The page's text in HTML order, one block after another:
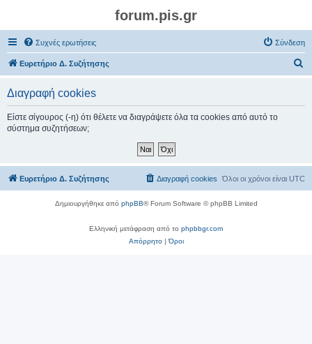
forum.pis.gr
Συχνές ερωτήσεις Σύνδεση
Ευρετήριο Δ. Συζήτησης
σ
Διαγραφή cookies
Είστε σίγουρος (-η) ότι θέλετε να διαγράψετε όλα τα cookies από αυτό το
σύστημα συζητήσεων;
Ευρετήριο Δ. Συζήτησης Όλοι οι χρόνοι είναι UTC
Διαγραφή cookies
Δημιουργήθηκε από phpBB® Forum Software © phpBB Limited
Ελληνική μετάφραση από το phpbbgr.com
Απόρρητο|Όροι